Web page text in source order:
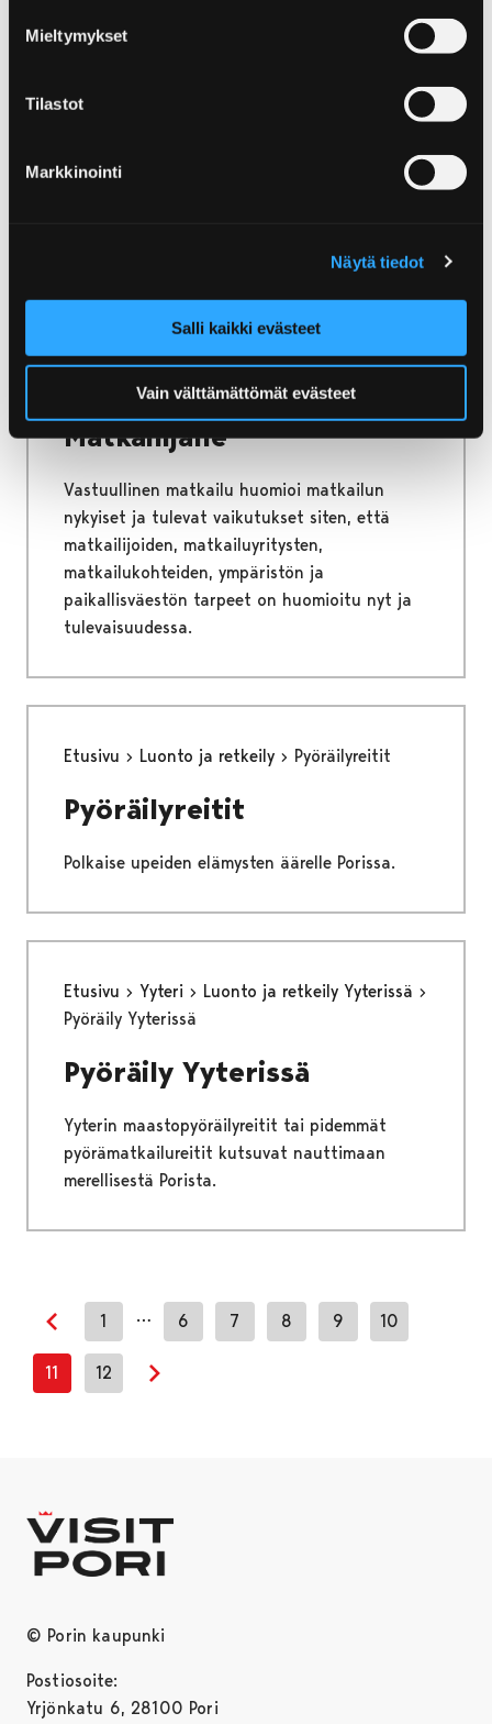
Mieltymykset
Tilastot
Markkinointi
Näytä tiedot
Salli kaikki evästeet
Vain välttämättömät evästeet
Porin monet luontolavat ja -tornit tarjoavat
monipuolisiin maisemiin ja lintuharrastajien
Kestävä ja vastuullinen matkailu Porissa
Matkailijalle
Matkailijalle
Vastuullinen matkailu huomioi matkailun
nykyiset ja tulevat vaikutukset siten, että
matkailijoiden, matkailuyritysten,
matkailukohteiden, ympäristön ja
paikallisväestön tarpeet on huomioitu nyt ja
tulevaisuudessa.
Etusivu Luonto ja retkeily Pyöräilyreitit
Pyöräilyreitit
Polkaise upeiden elämysten äärelle Porissa.
Etusivu Yyteri
Luonto ja retkeily Yyterissä
Pyöräily Yyterissä
Pyöräily Yyterissä
Yyterin maastopyöräilyreitit tai pidemmät
pyörämatkailureitit kutsuvat nauttimaan
merellisestä Porista.
Previous page
1 … 6 7 8 9 10
11 12
© Porin kaupunki
Postiosoite:
Yrjönkatu 6, 28100 Pori